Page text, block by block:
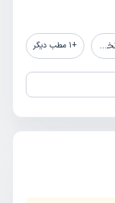
+
1 مطب دیگر